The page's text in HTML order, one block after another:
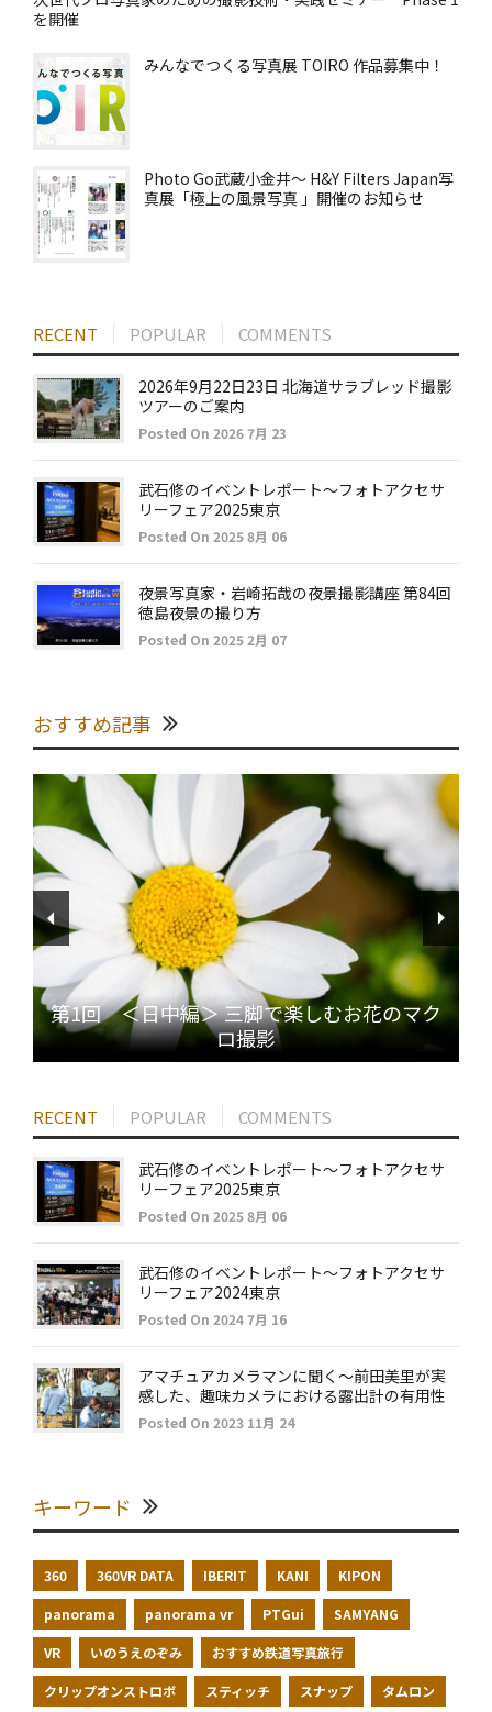
を開催
みんなでつくる写真展 TOIRO 作品募集中！
Photo Go武蔵小金井～ H&Y Filters Japan写
真展「極上の風景写真 」開催のお知らせ
RECENT POPULAR COMMENTS
2026年9月22日23日 北海道サラブレッド撮影
ツアーのご案内
Posted On 2026 7月 23
武石修のイベントレポート～フォトアクセサ
リーフェア2025東京
Posted On 2025 8月 06
夜景写真家・岩崎拓哉の夜景撮影講座 第84回
徳島夜景の撮り方
Posted On 2025 2月 07
おすすめ記事
第1回 ＜日中編＞ 三脚で楽しむお花のマク
ロ撮影
RECENT POPULAR COMMENTS
武石修のイベントレポート～フォトアクセサ
リーフェア2025東京
Posted On 2025 8月 06
武石修のイベントレポート～フォトアクセサ
リーフェア2024東京
Posted On 2024 7月 16
アマチュアカメラマンに聞く～前田美里が実
感した、趣味カメラにおける露出計の有用性
Posted On 2023 11月 24
キーワード
360 360VR DATA IBERIT KANI KIPON
panorama panorama vr PTGui SAMYANG
VR いのうえのぞみ おすすめ鉄道写真旅行
クリップオンストロボ スティッチ スナップ タムロン